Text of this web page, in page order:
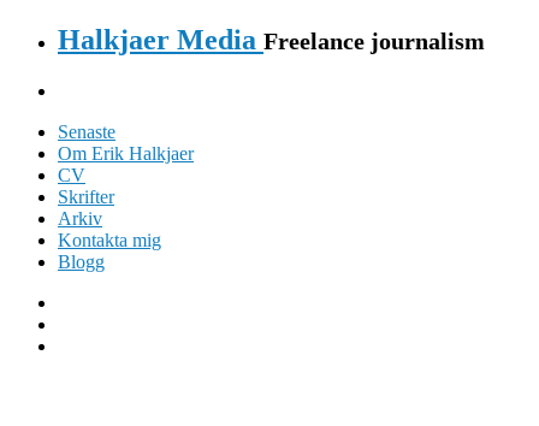
Halkjaer Media Freelance journalism
Senaste
Om Erik Halkjaer
CV
Skrifter
Arkiv
Kontakta mig
Blogg